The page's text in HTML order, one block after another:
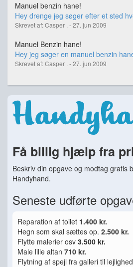
Manuel benzin hane!
Hey drenge jeg søger efter et sted
Skrevet af: Casper . - 27. jun 2009
Manuel Benzin hane!
Hey jeg søger en manuel benzin
Skrevet af: Casper . - 27. jun 2009
Få billig hjælp fra
Beskriv din opgave og modtag gratis
Handyhand.
Seneste udførte
Reparation af toilet 1.400 kr.
Hegn som skal sættes op. 2.500 kr.
Flytte malerier osv 3.500 kr.
Male lille altan 710 kr.
Flytning af spejl fra galleri til lejlighed